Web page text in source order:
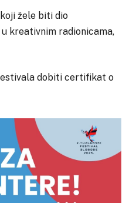
žele biti dio
kreativnim radionicama,
dobiti certifikat o